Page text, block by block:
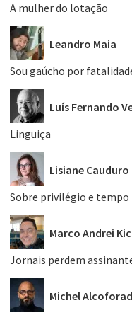
A mulher do lotação
Leandro Maia
Sou gaúcho por
Luís Fernando
Linguiça
Lisiane Cauduro
Sobre privilégio e tempo
Marco Andrei
Jornais perdem
Michel